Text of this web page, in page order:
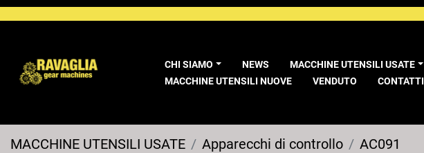
CHI SIAMO MACCHINE UTENSILI USATE
NEWS
MACCHINE UTENSILI NUOVE
VENDUTO CONTATTI
MACCHINE UTENSILI USATE Apparecchi di controllo AC091